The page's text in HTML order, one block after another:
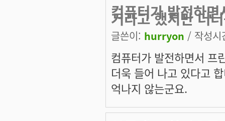
컴퓨터가 발전하
거라고 했지만 더
글쓴이: hurryon / 작성
컴퓨터가 발전하면서 프
더욱 들어 나고 있다고
억나지 않는군요.